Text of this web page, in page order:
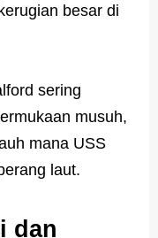
besar di
sering
musuh,
mana USS
laut.
dan